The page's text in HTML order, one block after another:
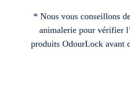
* Nous vous conseillons
animalerie pour vérifier
produits OdourLock avant